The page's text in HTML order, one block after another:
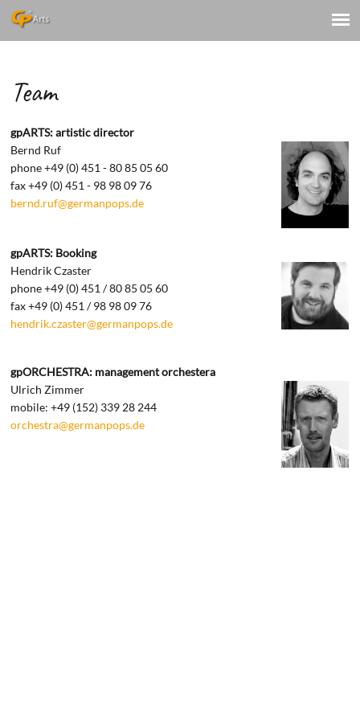
Team
gpARTS: artistic director
Bernd Ruf
phone +49 (0) 451 - 80 85 05 60
fax +49 (0) 451 - 98 98 09 76
bernd.ruf@germanpops.de
gpARTS: Booking
Hendrik Czaster
phone +49 (0) 451 / 80 85 05 60
fax +49 (0) 451 / 98 98 09 76
hendrik.czaster@germanpops.de
gpORCHESTRA: management orchestera
Ulrich Zimmer
mobile: +49 (152) 339 28 244
orchestra@germanpops.de